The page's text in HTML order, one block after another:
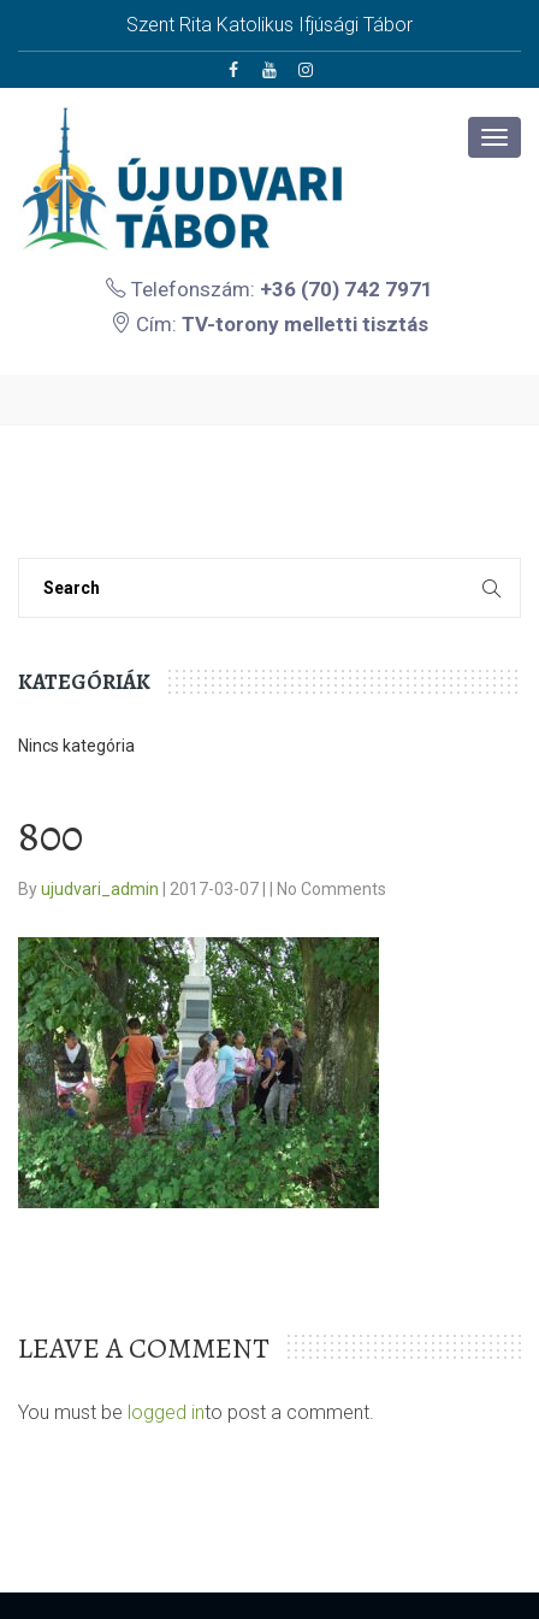
Szent Rita Katolikus Ifjúsági Tábor
Telefonszám: +36 (70) 742 7971
Cím: TV-torony melletti tisztás
KATEGÓRIÁK
Nincs kategória
800
Byujudvari_admin 2017-03-07 No Comments
LEAVE A COMMENT
You must be logged into post a comment.